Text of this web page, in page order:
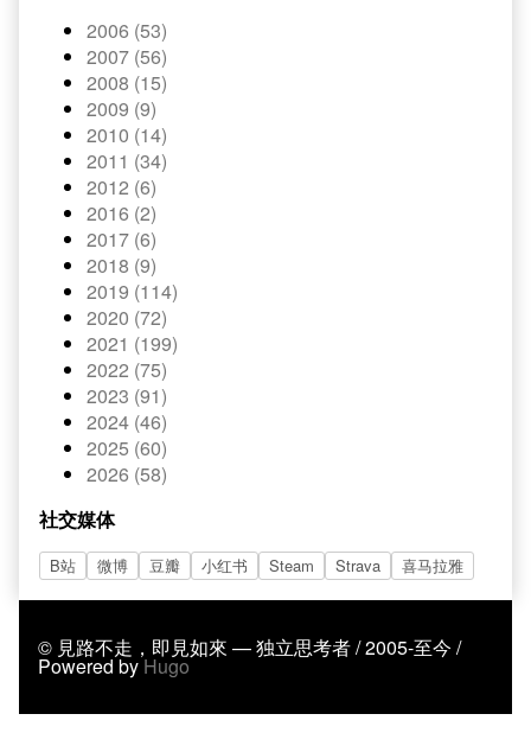
2006 (53)
2007 (56)
2008 (15)
2009 (9)
2010 (14)
2011 (34)
2012 (6)
2016 (2)
2017 (6)
2018 (9)
2019 (114)
2020 (72)
2021 (199)
2022 (75)
2023 (91)
2024 (46)
2025 (60)
2026 (58)
社交媒体
B站 微博 豆瓣 小红书 Steam Strava 喜马拉雅
© 見路不走，即見如來 — 独立思考者 / 2005-至今 /
Powered byHugo